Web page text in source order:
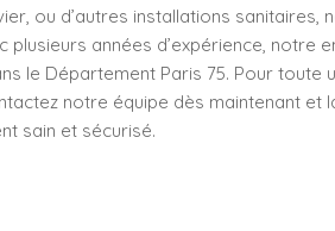
ou d’autres installations
plusieurs années d’expérience, notre
le Département Paris 75. Pour toute
notre équipe dès maintenant et
sain et sécurisé.